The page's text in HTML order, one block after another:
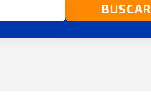
BUSCAR